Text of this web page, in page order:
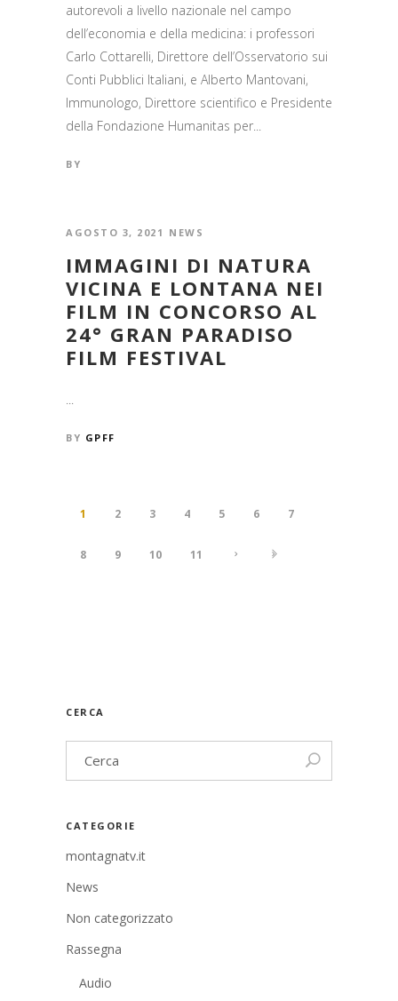
autorevoli a livello nazionale nel campo
dell’economia e della medicina: i professori
Carlo Cottarelli, Direttore dell’Osservatorio sui
Conti Pubblici Italiani, e Alberto Mantovani,
Immunologo, Direttore scientifico e Presidente
della Fondazione Humanitas per...
BY
AGOSTO 3, 2021 NEWS
IMMAGINI DI NATURA
VICINA E LONTANA NEI
FILM IN CONCORSO AL
24° GRAN PARADISO
FILM FESTIVAL
BY GPFF
1 2 3 4 5 6 7
8 9 10 11
CERCA
CATEGORIE
montagnatv.it
News
Non categorizzato
Rassegna
Audio